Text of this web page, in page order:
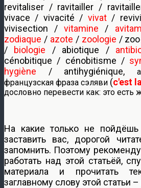
revitaliser / ravitailler /
vivace / vivacité / vivat /
vivisection /vitamine /
zodiaque / azote / zoologie /
/ biologie / abiotique /
cénobitique / cénobitisme /
hygiène / antihygiénique,
французская фраза сэляви (c'est
дословно перевести как: это есть
На какие только не
заставить вас, дорогой
запомнить. Поэтому
работать над этой статьёй,
материала и прочитать
заглавному слову этой статьи –